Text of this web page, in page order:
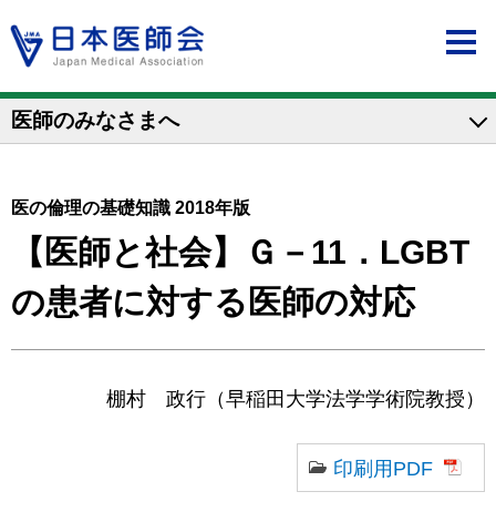
医師のみなさまへ
医の倫理の基礎知識 2018年版
【医師と社会】Ｇ－11．LGBT
の患者に対する医師の対応
棚村 政行（早稲田大学法学学術院教授）
印刷用PDF